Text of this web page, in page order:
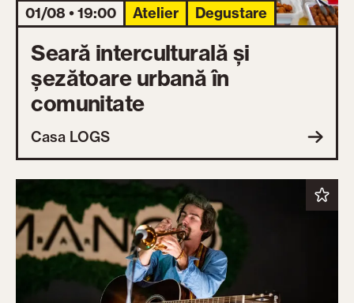
01/08 • 19:00 Atelier Degustare
Seară interculturală și
șezătoare urbană în
comunitate
Casa LOGS